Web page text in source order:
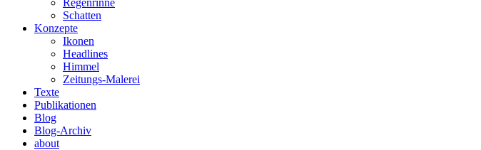
Regenrinne
Schatten
Konzepte
Ikonen
Headlines
Himmel
Zeitungs-Malerei
Texte
Publikationen
Blog
Blog-Archiv
about